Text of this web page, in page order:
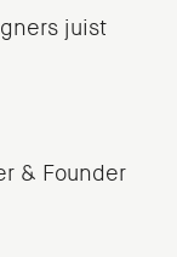
juist
& Founder